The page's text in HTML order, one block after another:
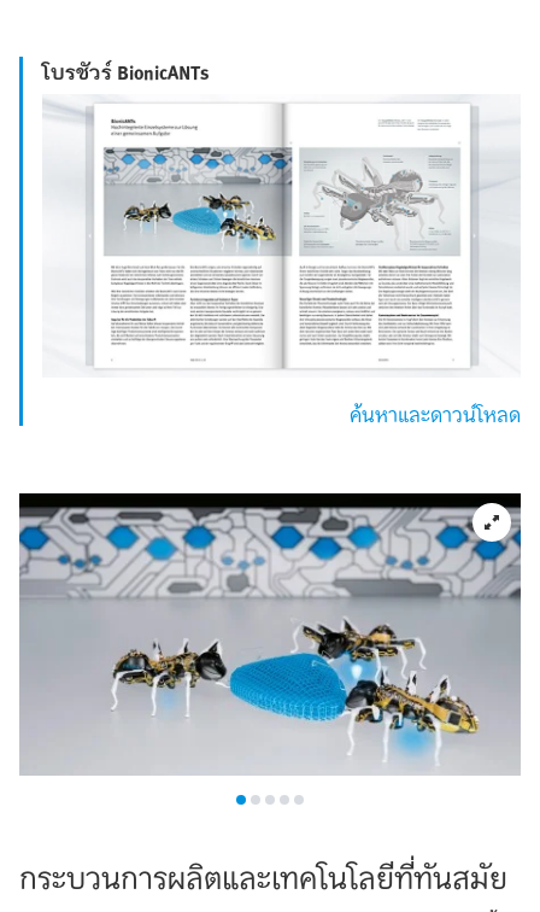
โบรชัวร์ BionicANTs
ค้นหาและดาวน์โหลด
กระบวนการผลิตและเทคโนโลยีที่ทันสมัย